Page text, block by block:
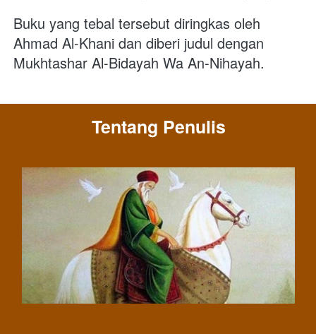
Buku yang tebal tersebut diringkas oleh
Ahmad Al-Khani dan diberi judul dengan
Mukhtashar Al-Bidayah Wa An-Nihayah.
Tentang Penulis